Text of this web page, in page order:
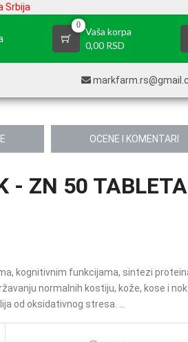
Srbija
0
Vaša korpa
0,00 RSD
OCENE I KOMENTARI
- ZN 50 TABLETA
kognitivnim funkcijama, sintezi
normalnih kostiju, kože, kose i
od oksidativnog stresa. ...